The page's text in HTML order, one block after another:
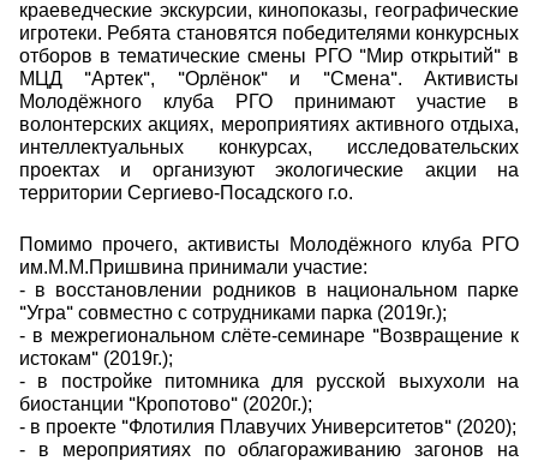
краеведческие экскурсии, кинопоказы, географические
игротеки. Ребята становятся победителями конкурсных
отборов в тематические смены РГО "Мир открытий"в
МЦД "Артек", "Орлёнок"и "Смена". Активисты
Молодёжного клуба РГО принимают участие в
волонтерских акциях, мероприятиях активного отдыха,
интеллектуальных конкурсах, исследовательских
проектах и организуют экологические акции на
территории Сергиево-Посадского г.о.
Помимо прочего, активисты Молодёжного клуба РГО
им.М.М.Пришвина принимали участие:
- в восстановлении родников в национальном парке
"Угра" совместно с сотрудниками парка (2019г.);
- в межрегиональном слёте-семинаре "Возвращение к
истокам" (2019г.);
- в постройке питомника для русской выхухоли на
биостанции "Кропотово" (2020г.);
- в проекте "Флотилия Плавучих Университетов" (2020);
- в мероприятиях по облагораживанию загонов на